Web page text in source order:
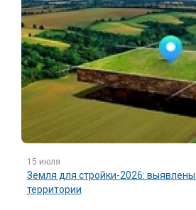
15 июля
Земля для стройки-2026: выявлены
территории